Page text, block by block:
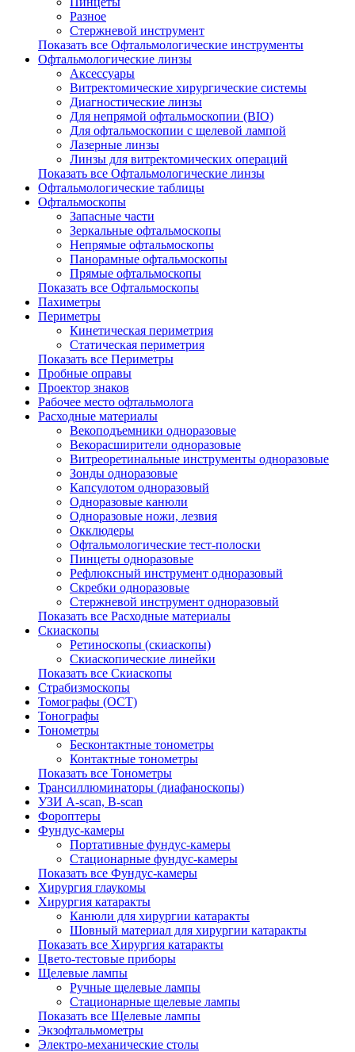
Разное
Стержневой инструмент
Показать все Офтальмологические инструменты
Офтальмологические линзы
Аксессуары
Витректомические хирургические системы
Диагностические линзы
Для непрямой офтальмоскопии (BIO)
Для офтальмоскопии с щелевой лампой
Лазерные линзы
Линзы для витректомических операций
Показать все Офтальмологические линзы
Офтальмологические таблицы
Офтальмоскопы
Запасные части
Зеркальные офтальмоскопы
Непрямые офтальмоскопы
Панорамные офтальмоскопы
Прямые офтальмоскопы
Показать все Офтальмоскопы
Пахиметры
Периметры
Кинетическая периметрия
Статическая периметрия
Показать все Периметры
Пробные оправы
Проектор знаков
Рабочее место офтальмолога
Расходные материалы
Векоподъемники одноразовые
Векорасширители одноразовые
Витреоретинальные инструменты одноразовые
Зонды одноразовые
Капсулотом одноразовый
Одноразовые канюли
Одноразовые ножи, лезвия
Окклюдеры
Офтальмологические тест-полоски
Пинцеты одноразовые
Рефлюксный инструмент одноразовый
Скребки одноразовые
Стержневой инструмент одноразовый
Показать все Расходные материалы
Скиаскопы
Ретиноскопы (скиаскопы)
Скиаскопические линейки
Показать все Скиаскопы
Страбизмоскопы
Томографы (OCT)
Тонографы
Тонометры
Бесконтактные тонометры
Контактные тонометры
Показать все Тонометры
Трансиллюминаторы (диафаноскопы)
УЗИ A-scan, B-scan
Фороптеры
Фундус-камеры
Портативные фундус-камеры
Стационарные фундус-камеры
Показать все Фундус-камеры
Хирургия глаукомы
Хирургия катаракты
Канюли для хирургии катаракты
Шовный материал для хирургии катаракты
Показать все Хирургия катаракты
Цвето-тестовые приборы
Щелевые лампы
Ручные щелевые лампы
Стационарные щелевые лампы
Показать все Щелевые лампы
Экзофтальмометры
Электро-механические столы